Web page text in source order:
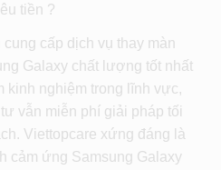
tiền ?
cung cấp dịch vụ thay màn
Galaxy chất lượng tốt nhất
kinh nghiệm trong lĩnh vực,
vẫn miễn phí giải pháp tối
Viettopcare xứng đáng là
cảm ứng Samsung Galaxy